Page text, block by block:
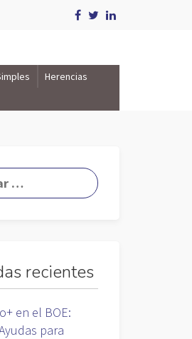
Herencias
recientes
en el BOE:
para